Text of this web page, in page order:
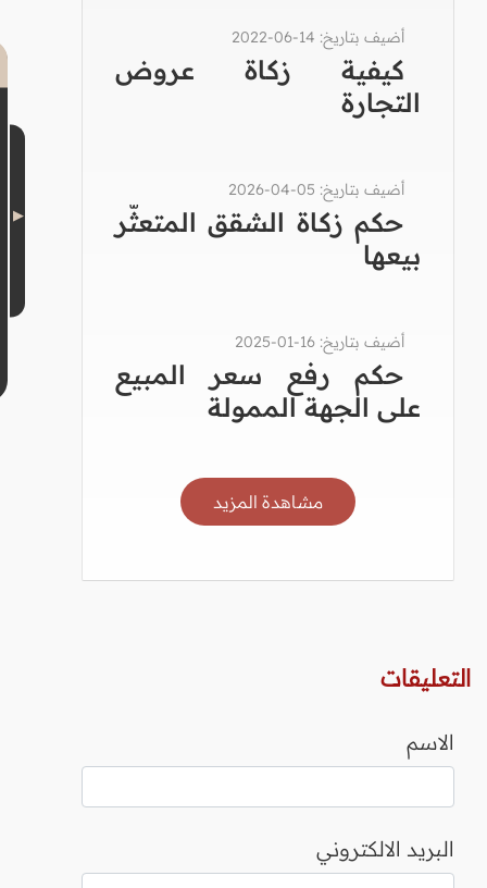
أضيف بتاريخ: 14-06-2022
كيفية زكاة عروض
التجارة
أضيف بتاريخ: 05-04-2026
حكم زكاة الشقق المتعثّر
بيعها
أضيف بتاريخ: 16-01-2025
حكم رفع سعر المبيع
على الجهة الممولة
مشاهدة المزيد
التعليقات
الاسم
البريد الالكتروني